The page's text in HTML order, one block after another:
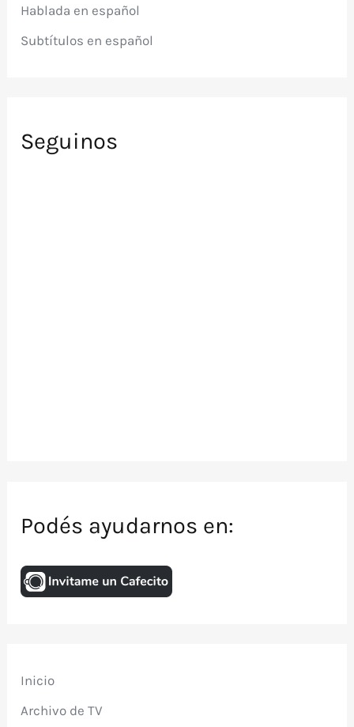
:Hablada en español
Subtítulos en español
Seguinos
Podés ayudarnos en:
Inicio
Archivo de TV